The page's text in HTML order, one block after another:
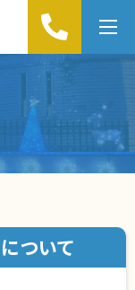
t
o
l
e
n
v
g
ついて